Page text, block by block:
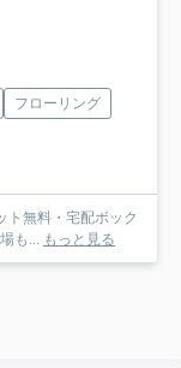
フローリング
駐車場も...
もっと見る